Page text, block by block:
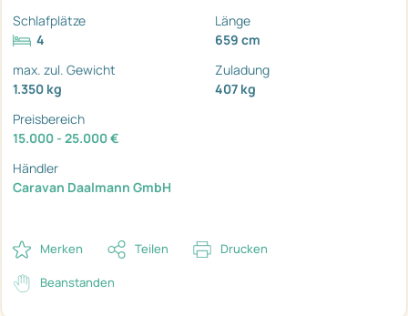
Schlafplätze
4
Länge
659 cm
max. zul. Gewicht
1.350 kg
Zuladung
407 kg
Preisbereich
15.000 - 25.000 €
Händler
Caravan Daalmann GmbH
Merken Teilen Drucken
Beanstanden